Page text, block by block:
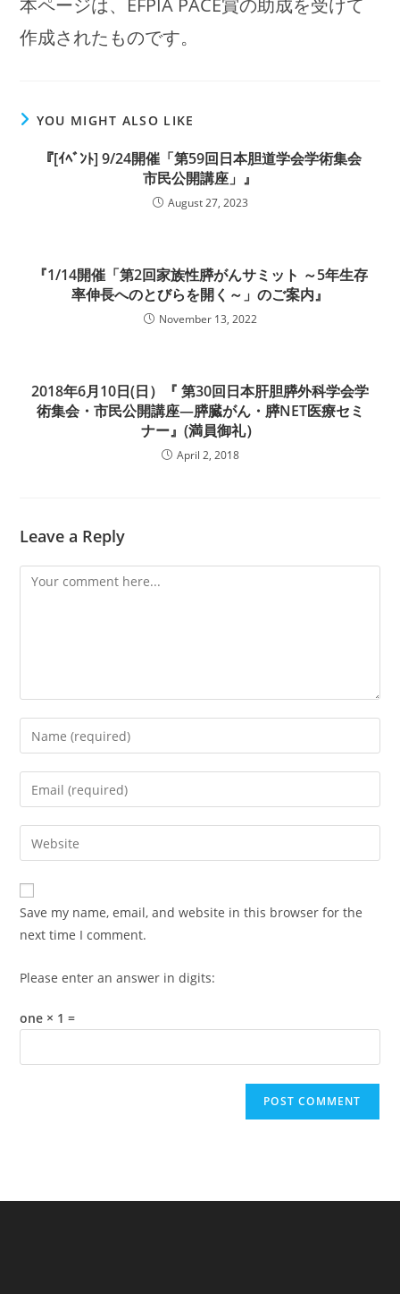
本ページは、EFPIA PACE賞の助成を受けて
作成されたものです。
YOU MIGHT ALSO LIKE
『[ｲﾍﾞﾝﾄ] 9/24開催「第59回日本胆道学会学術集会
市民公開講座」』
August 27, 2023
『1/14開催「第2回家族性膵がんサミット ～5年生存
率伸長へのとびらを開く～」のご案内』
November 13, 2022
2018年6月10日(日）『 第30回日本肝胆膵外科学会学
術集会・市民公開講座―膵臓がん・膵NET医療セミ
ナー』(満員御礼）
April 2, 2018
Leave a Reply
Comment
Enter
your
name
comment
Enter
your
email
address
comment
Enter
your
website
URL
(optional)
Save my name, email, and website in this browser for the
next time I comment.
Please enter an answer in digits:
one × 1 =